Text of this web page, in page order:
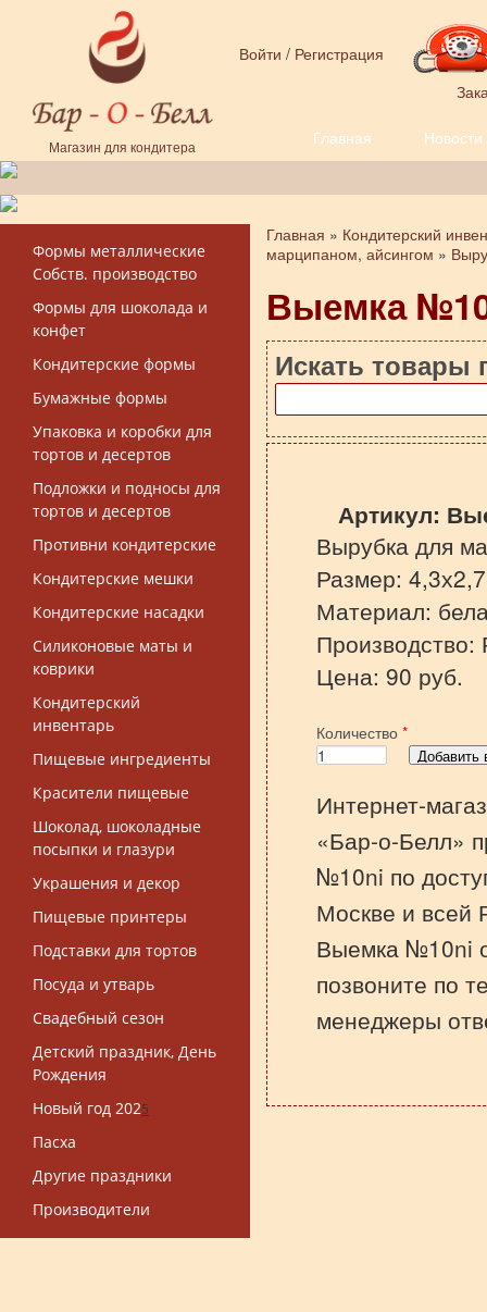
Перейти к основному содержанию
Магазин для кондитера
Войти / Регистрация
Главная Новости
Форма поиска
Формы металлические
Собств. производство
Формы для шоколада и
конфет
Кондитерские формы
Бумажные формы
Упаковка и коробки для
тортов и десертов
Подложки и подносы для
тортов и десертов
Противни кондитерские
Кондитерские мешки
Кондитерские насадки
Силиконовые маты и
коврики
Кондитерский
инвентарь
Пищевые ингредиенты
Красители пищевые
Шоколад, шоколадные
посыпки и глазури
Украшения и декор
Пищевые принтеры
Подставки для тортов
Посуда и утварь
Свадебный сезон
Детский праздник, День
Рождения
Новый год 2025
Пасха
Другие праздники
Производители
Вы здесь
Главная » Кондитерский
марципаном, айсингом »
Выемка
Искать товары
Артикул:
Вырубка для
Размер: 4,3х2,7
Материал:
Производство:
Цена: 90 руб.
Количество *
Интернет-
«Бар-о-Белл»
№10ni по
Москве и всей
Выемка №10ni
позвоните по
менеджеры